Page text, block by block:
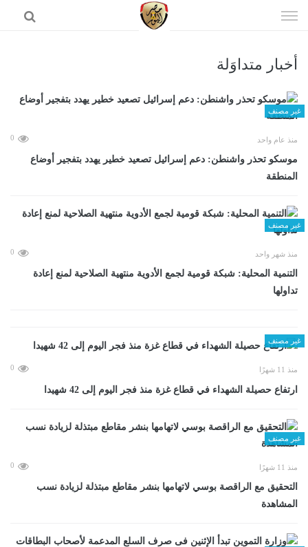
الى
أخبار متداوَلة
غير مصنف
منذ عام واحد 0
موسكو تحذر واشنطن: دعم إسرائيل تصعيد خطير يهدد بتفجير أوضاع
المنطقة
غير مصنف
منذ شهر واحد 0
التنمية المحلية: شبكة قومية لجمع الأدوية منتهية الصلاحية لمنع إعادة
تداولها
غير مصنف
منذ 11 شهرًا 0
ارتفاع حصيلة الشهداء في قطاع غزة منذ فجر اليوم إلى 42 شهيدا
غير مصنف
منذ 11 شهرًا 0
التحقيق مع الراقصة بوسي لاتهامها بنشر مقاطع مبتذلة لزيادة نسب
المشاهدة